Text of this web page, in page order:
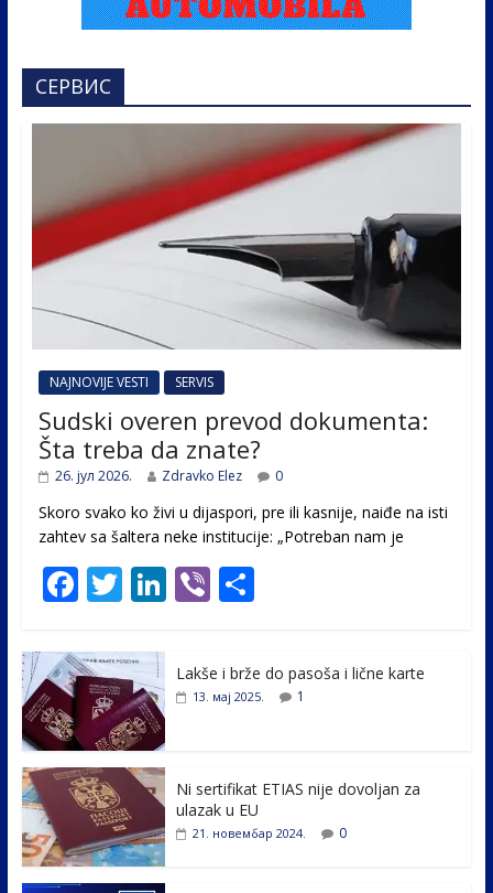
СЕРВИС
NAJNOVIJE VESTI SERVIS
Sudski overen prevod dokumenta:
Šta treba da znate?
26. јул 2026. Zdravko Elez 0
Skoro svako ko živi u dijaspori, pre ili kasnije, naiđe na isti
zahtev sa šaltera neke institucije: „Potreban nam je
F
e
b
o
o
k
T
itt
er
Li
e
Vi
er
S
ar
e
Lakše i brže do pasoša i lične karte
13. мај 2025. 1
Ni sertifikat ETIAS nije dovoljan za
ulazak u EU
21. новембар 2024. 0